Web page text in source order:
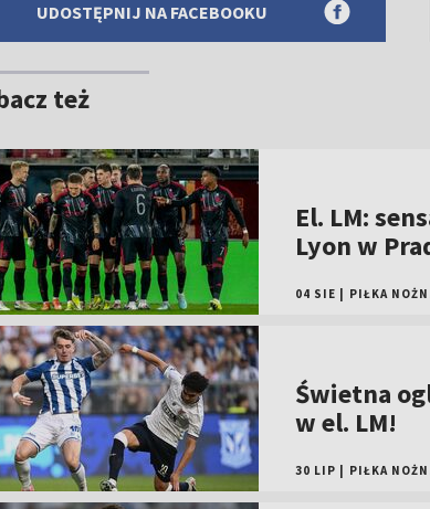
UDOSTĘPNIJ NA FACEBOOKU
też
El. LM:
Lyon w
04 SIE PIŁKA
Świetna
w el. LM!
30 LIP PIŁKA